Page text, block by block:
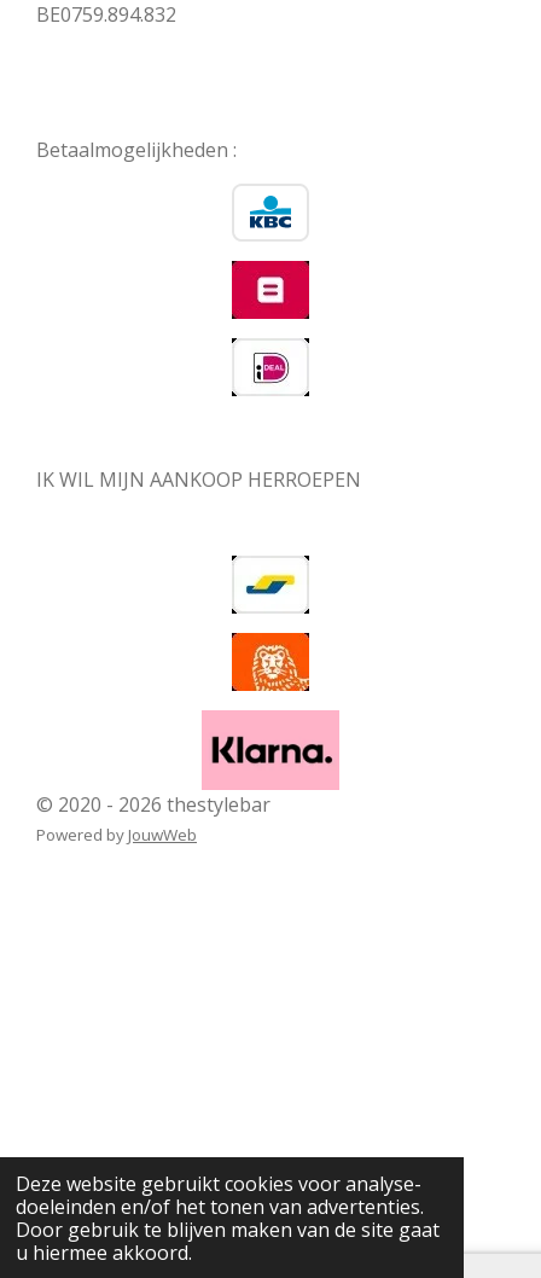
Deze website gebruikt cookies voor analyse-
doeleinden en/of het tonen van advertenties.
Door gebruik te blijven maken van de site gaat
u hiermee akkoord.
BE0759.894.832
Betaalmogelijkheden :
IK WIL MIJN AANKOOP HERROEPEN
© 2020 - 2026 thestylebar
Powered by JouwWeb